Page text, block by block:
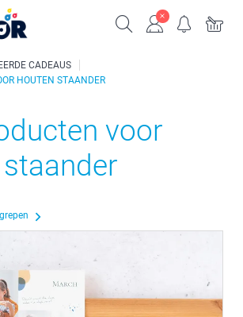
CADEAUS
HOUTEN STAANDER
voor